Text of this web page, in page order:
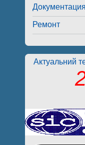
Документация
Ремонт
Актуальний